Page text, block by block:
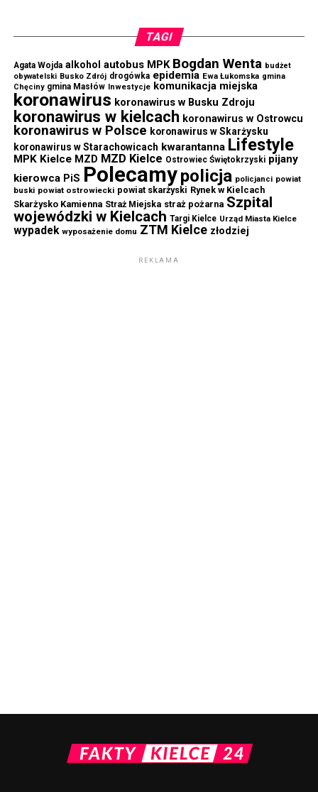
TAGI
Agata Wojda alkohol autobus MPK Bogdan Wenta budżet
obywatelski Busko Zdrój drogówka epidemia Ewa Łukomska gmina
Chęciny gmina Masłów Inwestycje komunikacja miejska
koronawirus koronawirus w Busku Zdroju
koronawirus w kielcach koronawirus w Ostrowcu
koronawirus w Polsce koronawirus w Skarżysku
koronawirus w Starachowicach kwarantanna Lifestyle
MPK Kielce MZD MZD Kielce Ostrowiec Świętokrzyski pijany
kierowca PiS Polecamypolicja policjanci powiat
buski powiat ostrowiecki powiat skarżyski Rynek w Kielcach
Skarżysko Kamienna Straż Miejska straż pożarna Szpital
wojewódzki w Kielcach Targi Kielce Urząd Miasta Kielce
wypadek wyposażenie domu ZTM Kielce złodziej
REKLAMA